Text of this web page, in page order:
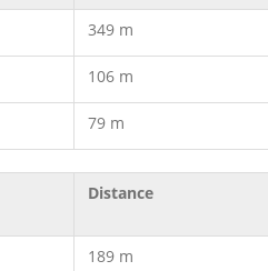
349 m
106 m
79 m
Distance
189 m